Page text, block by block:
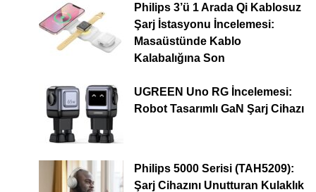
Philips 3’ü 1 Arada Qi Kablosuz
Şarj İstasyonu İncelemesi:
Masaüstünde Kablo
Kalabalığına Son
UGREEN Uno RG İncelemesi:
Robot Tasarımlı GaN Şarj Cihazı
Philips 5000 Serisi (TAH5209):
Şarj Cihazını Unutturan Kulaklık